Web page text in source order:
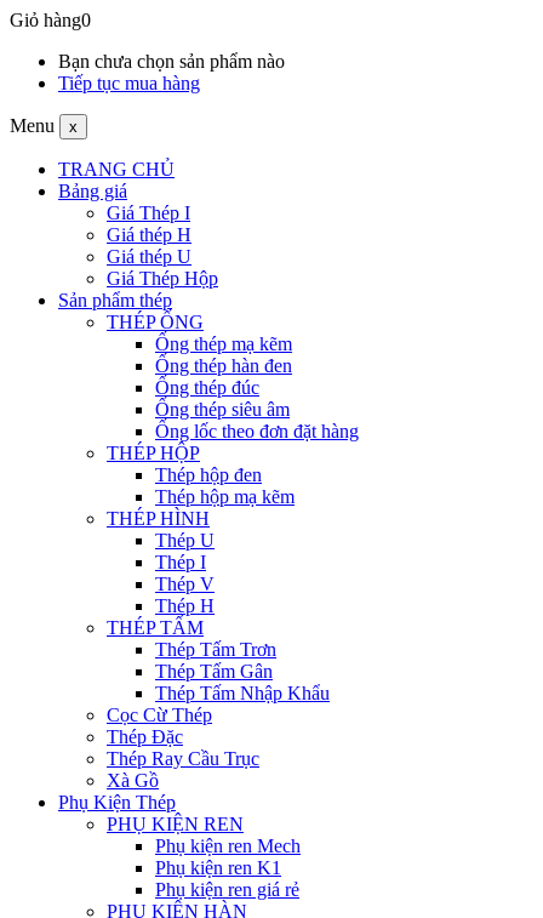
Giỏ hàng0
Bạn chưa chọn sản phẩm nào
Tiếp tục mua hàng
Menu x
TRANG CHỦ
Bảng giá
Giá Thép I
Giá thép H
Giá thép U
Giá Thép Hộp
Sản phẩm thép
THÉP ỐNG
Ống thép mạ kẽm
Ống thép hàn đen
Ống thép đúc
Ống thép siêu âm
Ống lốc theo đơn đặt hàng
THÉP HỘP
Thép hộp đen
Thép hộp mạ kẽm
THÉP HÌNH
Thép U
Thép I
Thép V
Thép H
THÉP TẤM
Thép Tấm Trơn
Thép Tấm Gân
Thép Tấm Nhập Khẩu
Cọc Cừ Thép
Thép Đặc
Thép Ray Cầu Trục
Xà Gồ
Phụ Kiện Thép
PHỤ KIỆN REN
Phụ kiện ren Mech
Phụ kiện ren K1
Phụ kiện ren giá rẻ
PHỤ KIỆN HÀN